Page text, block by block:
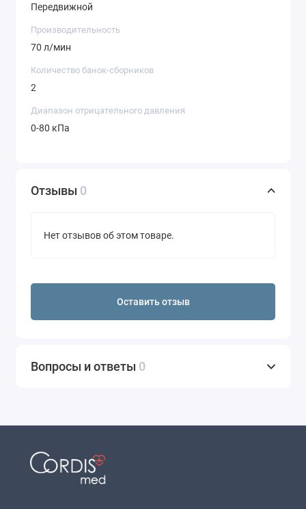
Передвижной
Производительность
70 л/мин
Количество банок-сборников
2
Диапазон отрицательного давления
0-80 кПа
Отзывы 0
Нет отзывов об этом товаре.
Оставить отзыв
Вопросы и ответы 0